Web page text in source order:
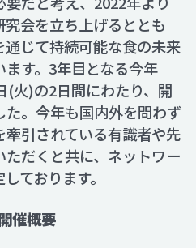
会を立ち上げるととも
じて持続可能な食の未来
す。3年目となる今年
(火)の2日間にわたり、開
。今年も国内外を問わず
引されている有識者や先
だくと共に、ネットワー
ております。
催概要